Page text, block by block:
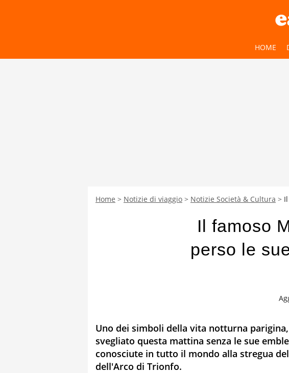
HOME
Home Notizie di viaggio Notizie Società & Cultura
Il famoso
perso le
Uno dei simboli della vita notturna
svegliato questa mattina senza le sue
conosciute in tutto il mondo alla stregua
dell'Arco di Trionfo.